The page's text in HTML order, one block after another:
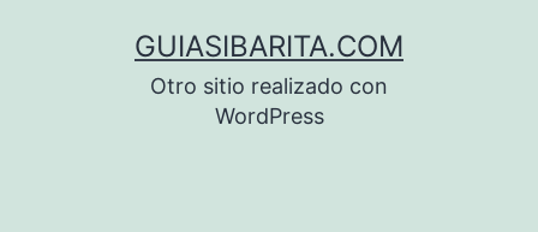
GUIASIBARITA.COM
Otro sitio realizado con
WordPress